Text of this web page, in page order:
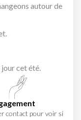
autour de
cet été.
contact pour voir si